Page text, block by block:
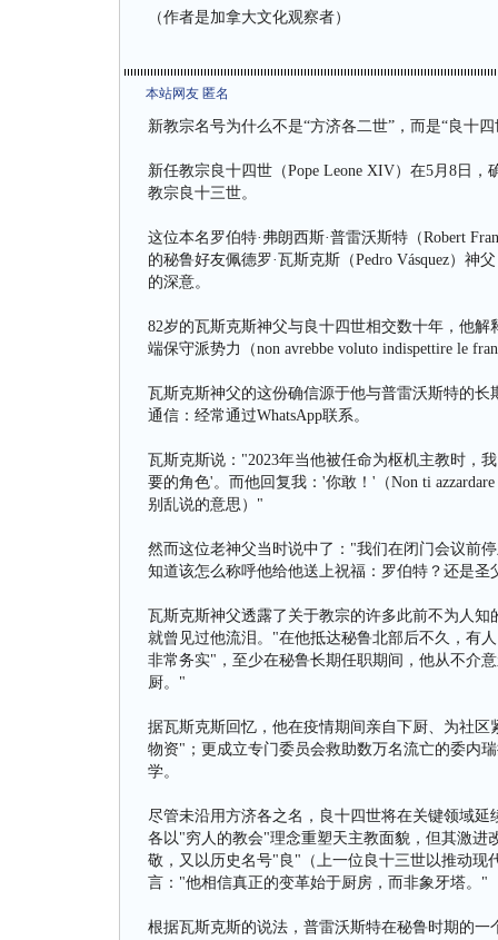
（作者是加拿大文化观察者）
本站网友 匿名
新教宗名号为什么不是“方济各二世”，而是“良十
新任教宗良十四世（Pope Leone XIV）在5月8日
教宗良十三世。
这位本名罗伯特·弗朗西斯·普雷沃斯特（Robert
的秘鲁好友佩德罗·瓦斯克斯（Pedro Vásquez）
的深意。
82岁的瓦斯克斯神父与良十四世相交数十年，他
端保守派势力（non avrebbe voluto indispettire le
瓦斯克斯神父的这份确信源于他与普雷沃斯特的
通信：经常通过WhatsApp联系。
瓦斯克斯说："2023年当他被任命为枢机主教时，
要的角色'。而他回复我：'你敢！'（Non ti
别乱说的意思）"
然而这位老神父当时说中了："我们在闭门会议前
知道该怎么称呼他给他送上祝福：罗伯特？还是圣
瓦斯克斯神父透露了关于教宗的许多此前不为人
就曾见过他流泪。"在他抵达秘鲁北部后不久，有
非常务实"，至少在秘鲁长期任职期间，他从不介
厨。"
据瓦斯克斯回忆，他在疫情期间亲自下厨、为社
物资"；更成立专门委员会救助数万名流亡的委内
学。
尽管未沿用方济各之名，良十四世将在关键领域
各以"穷人的教会"理念重塑天主教面貌，但其激进
敬，又以历史名号"良"（上一位良十三世以推动现
言："他相信真正的变革始于厨房，而非象牙塔。"
根据瓦斯克斯的说法，普雷沃斯特在秘鲁时期的